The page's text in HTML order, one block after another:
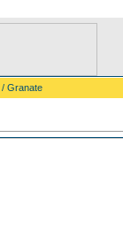
/ Granate